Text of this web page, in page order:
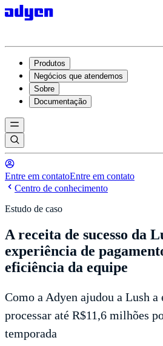
Produtos
Negócios que atendemos
Sobre
Documentação
Entre em contatoEntre em contato
Centro de conhecimento
Estudo de caso
A receita de sucesso da
experiência de
eficiência da equipe
Como a Adyen ajudou a Lush
processar até R$11,6 milhões
temporada